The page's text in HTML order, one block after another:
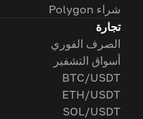
شراء Polygon
تجارة
الصرف الفوري
أسواق التشفير
BTC/USDT
ETH/USDT
SOL/USDT